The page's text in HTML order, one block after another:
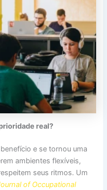
real?
e se tornou uma
ambientes flexíveis,
seus ritmos. Um
of Occupational